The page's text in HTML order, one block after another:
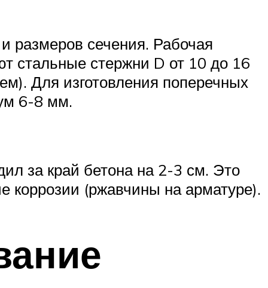
размеров сечения. Рабочая
стальные стержни D от 10 до 16
Для изготовления поперечных
6-8 мм.
за край бетона на 2-3 см. Это
коррозии (ржавчины на арматуре).